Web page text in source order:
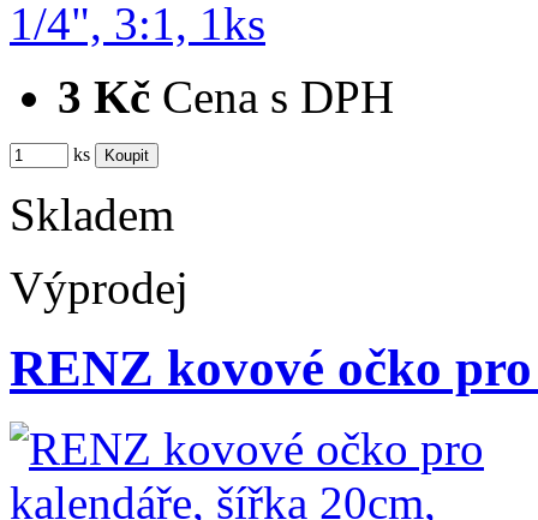
3 Kč Cena s DPH
ks
Skladem
Výprodej
RENZ kovové očko